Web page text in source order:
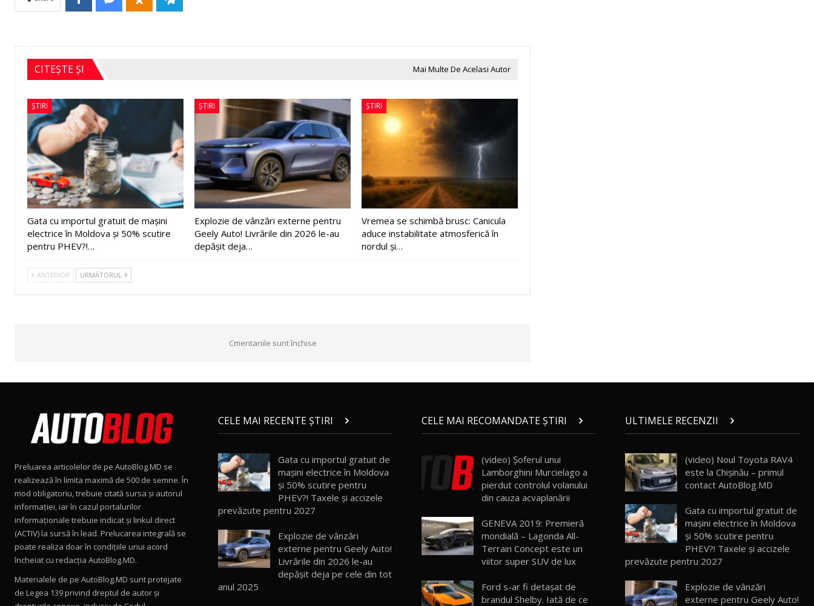
CITEȘTE ȘI Mai Multe De Acelasi Autor
ȘTIRI
Gata cu importul gratuit de mașini
electrice în Moldova și 50% scutire
pentru PHEV?!…
ȘTIRI
Explozie de vânzări externe pentru
Geely Auto! Livrările din 2026 le-au
depășit deja…
ȘTIRI
Vremea se schimbă brusc: Canicula
aduce instabilitate atmosferică în
nordul și…
ANTERIOR URMĂTORUL
Cmentariile sunt închise
Moldova înainte să ajungă în showroom /
Noul ZEEKR 7X / Test Drive AutoBlog.MD
21
Micul BYD Dolphin Surf / Test Drive
AutoBlog.MD
16:59
22
Noua Mazda 6e / Test Drive AutoBlog.MD
26:59
Lynk & Co 01 / Test Drive AutoBlog.MD
Preluarea articolelor de pe AutoBlog.MD se
realizează în limita maximă de 500 de semne. În
mod obligatoriu, trebuie citată sursa și autorul
informației, iar în cazul portalurilor
informaționale trebuie indicat și linkul direct
(ACTIV) la sursă în lead. Prelucarea integrală se
poate realiza doar în condițiile unui acord
încheiat cu redacţia AutoBlog.MD.
Materialele de pe AutoBlog.MD sunt protejate
de Legea 139 privind dreptul de autor și
CELE MAI RECENTE ȘTIRI
Gata cu importul gratuit de
mașini electrice în Moldova
și 50% scutire pentru
PHEV?! Taxele și accizele
prevăzute pentru 2027
Explozie de vânzări
externe pentru Geely Auto!
Livrările din 2026 le-au
depășit deja pe cele din tot
anul 2025
CELE MAI RECOMANDATE ȘTIRI
(video) Şoferul unui
Lamborghini Murcielago a
pierdut controlul volanului
din cauza acvaplanării
GENEVA 2019: Premieră
mondială – Lagonda All-
Terrain Concept este un
viitor super SUV de lux
Ford s-ar fi detașat de
brandul Shelby. Iată de ce
ULTIMELE RECENZII
(video) Noul Toyota RAV4
este la Chișinău – primul
contact AutoBlog.MD
Gata cu importul gratuit de
mașini electrice în Moldova
și 50% scutire pentru
PHEV?! Taxele și accizele
prevăzute pentru 2027
Explozie de vânzări
externe pentru Geely Auto!